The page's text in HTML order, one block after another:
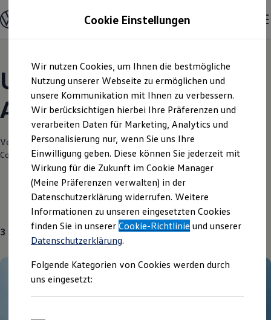
Hauptinhalt
springen
Footer
springen
Modelle und Konfigurator
Konfigurator
Modelle vergleichen
Elektroautos
ENERGY Sondermodelle
Nutzfahrzeuge
SUV und CUV
Familienautos
Kombis
Kompaktwagen
Sportwagen
Schnell verfügbare Fahrzeuge
Angebote und Produkte
Aktuelle Angebote
E-Auto-Förderung
Volkswagen Marktplatz
Die ENERGY Sondermodelle
Junge Gebrauchtwagen und Gebrauchtwagen
Volkswagen Zertifizierte Gebrauchtwagen
Elektromobilität bei Gebrauchtwagen
Saisonangebote
Reifenpakete
Leasing
Leasing-Angebote
Unsere aktuellen
Angebote und mehr
Verantwortlich für die Inhalte auf dieser Seite ist die Erich Röhr GmbH &
Co. KG
Impressum & Rechtliches)
3 Angebote
Cookie Einstellungen
Wir nutzen Cookies, um Ihnen die bestmögliche
Nutzung unserer Webseite zu ermöglichen und
unsere Kommunikation mit Ihnen zu verbessern.
Wir berücksichtigen hierbei Ihre Präferenzen und
verarbeiten Daten für Marketing, Analytics und
Personalisierung nur, wenn Sie uns Ihre
Einwilligung geben. Diese können Sie jederzeit mit
Wirkung für die Zukunft im Cookie Manager
(Meine Präferenzen verwalten) in der
Datenschutzerklärung widerrufen. Weitere
Informationen zu unseren eingesetzten Cookies
finden Sie in unsererCookie-Richtlinie und unserer
Datenschutzerklärung.
Folgende Kategorien von Cookies werden durch
uns eingesetzt: